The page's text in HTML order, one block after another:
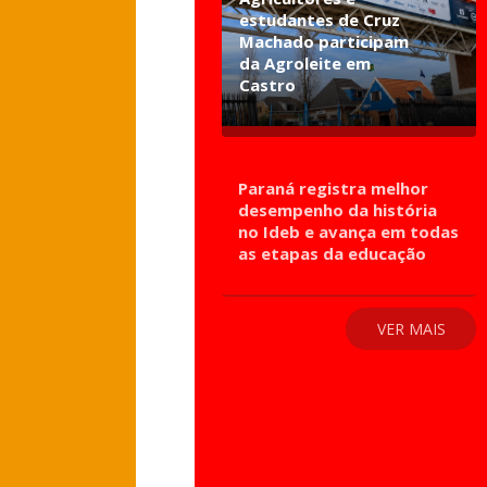
estudantes de Cruz
Machado participam
da Agroleite em
Castro
Paraná registra melhor
desempenho da história
no Ideb e avança em todas
as etapas da educação
VER MAIS